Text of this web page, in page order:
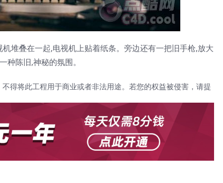
堆叠在一起,电视机上贴着纸条。旁边还有一把旧手枪,放大
陈旧,神秘的氛围。
得将此工程用于商业或者非法用途。若您的权益被侵害，请提